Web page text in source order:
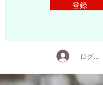
登録
ログイン